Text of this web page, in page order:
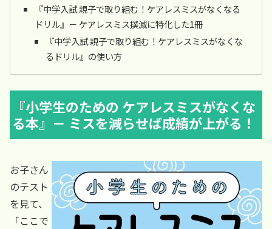
『中学入試 親子で取り組む！ケアレスミスがなくなる
ドリル』－ ケアレスミス撲滅に特化した1冊
『中学入試 親子で取り組む！ケアレスミスがなくな
るドリル』の使い方
『小学生のための ケアレスミスがなくな
る本』－ ミスを減らせば成績が上がる！
お子さん
のテスト
を見て、
「ここで